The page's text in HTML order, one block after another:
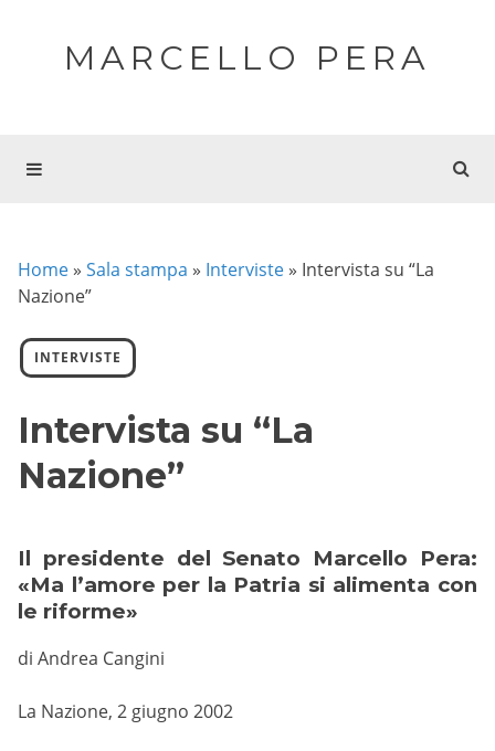
MARCELLO PERA
Home » Sala stampa » Interviste » Intervista su “La
Nazione”
INTERVISTE
Intervista su “La
Nazione”
Il presidente del Senato Marcello Pera:
«Ma l’amore per la Patria si alimenta con
le riforme»
di Andrea Cangini
La Nazione, 2 giugno 2002